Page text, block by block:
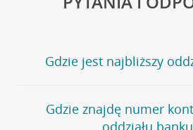
Gdzie jest najbliższy
Jeśli szukasz oddziału naszego
stronęPlacówki i bankomaty, na
Gdzie znajdę numer
oddziału